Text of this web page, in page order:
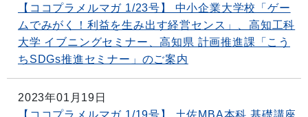
【ココプラメルマガ 1/23号】 中小企業大学校「ゲー
ムでみがく！利益を生み出す経営センス」、高知工科
大学 イブニングセミナー、高知県 計画推進課「こう
ちSDGs推進セミナー」のご案内
2023年01月19日
【ココプラメルマガ 1/19号】 土佐MBA本科 基礎講座